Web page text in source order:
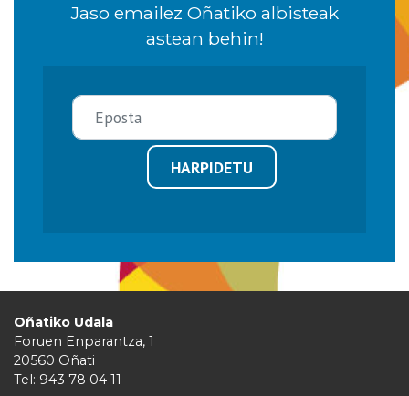
Jaso emailez Oñatiko albisteak
astean behin!
HARPIDETU
Oñatiko Udala
Foruen Enparantza, 1
20560 Oñati
Tel: 943 78 04 11